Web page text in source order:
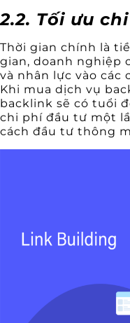
2.2. Tối ưu
Thời gian chính là
gian, doanh nghiệp
và nhân lực vào các
Khi mua dịch vụ
backlink sẽ có tuổi
chi phí đầu tư một
cách đầu tư thông